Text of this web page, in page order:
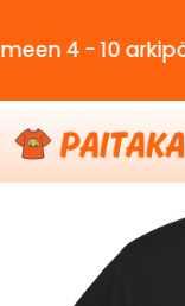
- 10 arkipäivää